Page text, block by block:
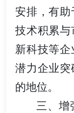
安排，有助
技术积累
新科技等
潜力企业突
的地位。
三、增